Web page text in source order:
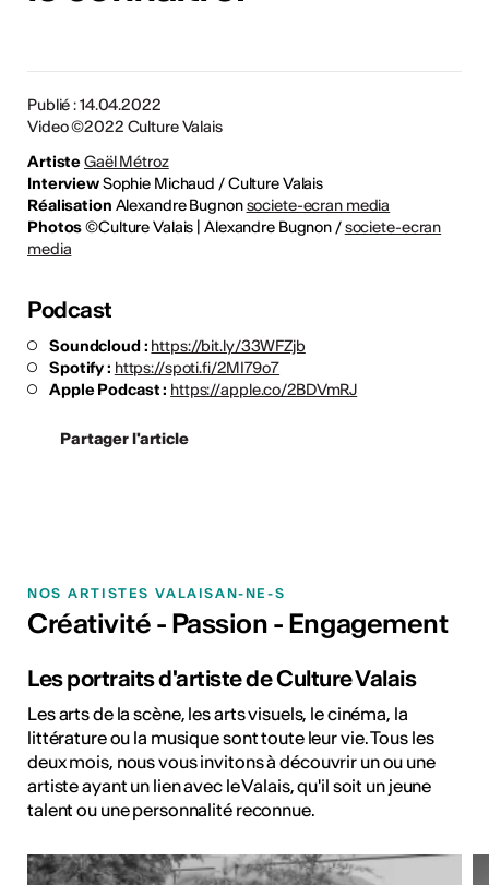
Publié : 14.04.2022
Video ©2022 Culture Valais
ArtisteGaël Métroz
InterviewSophie Michaud / Culture Valais
Réalisation Alexandre Bugnonsociete-ecran media
Photos©Culture Valais | Alexandre Bugnon /societe-ecran
media
Podcast
Soundcloud : https://bit.ly/33WFZjb
Spotify : https://spoti.fi/2MI79o7
Apple Podcast : https://apple.co/2BDVmRJ
Partager l'article
NOS ARTISTES VALAISAN-NE-S
Créativité - Passion - Engagement
Les portraits d'artiste de Culture Valais
Les arts de la scène, les arts visuels, le cinéma, la
littérature ou la musique sont toute leur vie. Tous les
deux mois, nous vous invitons à découvrir un ou une
artiste ayant un lien avec le Valais, qu'il soit un jeune
talent ou une personnalité reconnue.